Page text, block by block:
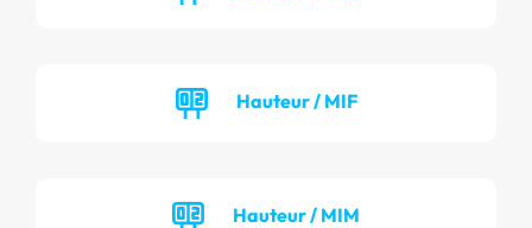
Hauteur / MIF
Hauteur / MIM